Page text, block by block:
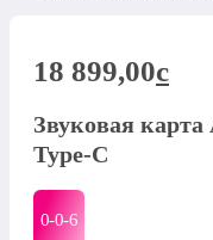
18 899,00c
Звуковая
Type-C
0-0-6